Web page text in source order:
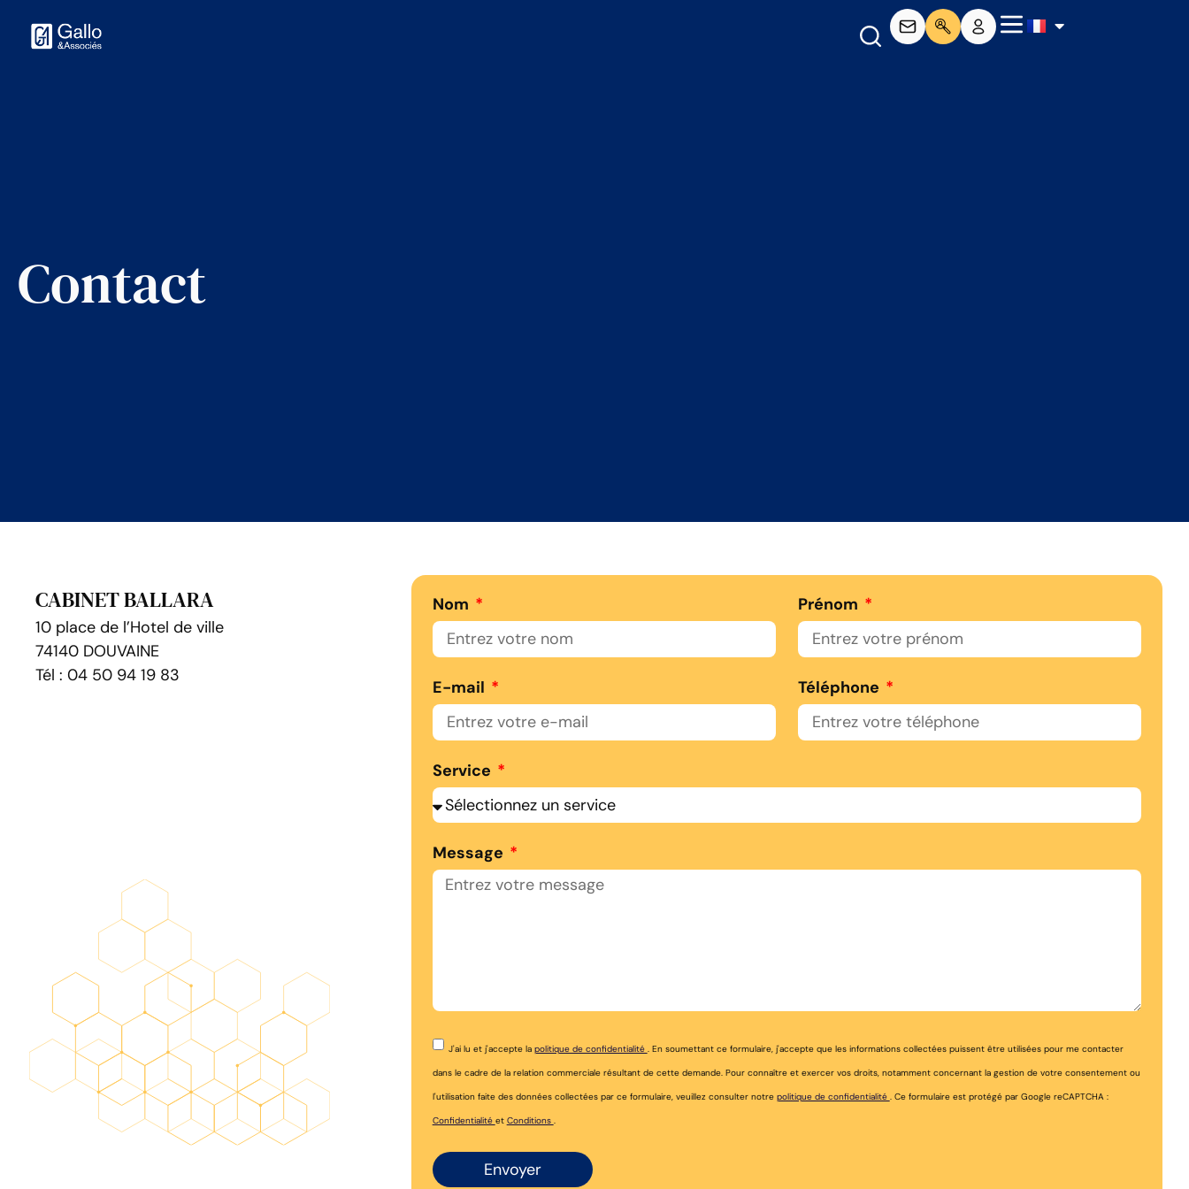
Contact
CABINET BALLARA
10 place de l’Hotel de ville
74140 DOUVAINE
Tél : 04 50 94 19 83
Nom Prénom
E-mail Téléphone
Service
Message
J'ai lu et j'accepte la politique de confidentialité . En soumettant ce formulaire, j'accepte que les informations collectées puissent être utilisées pour me contacter
dans le cadre de la relation commerciale résultant de cette demande. Pour connaître et exercer vos droits, notamment concernant la gestion de votre consentement ou
l'utilisation faite des données collectées par ce formulaire, veuillez consulter notre politique de confidentialité . Ce formulaire est protégé par Google reCAPTCHA :
Confidentialité et Conditions .
Envoyer